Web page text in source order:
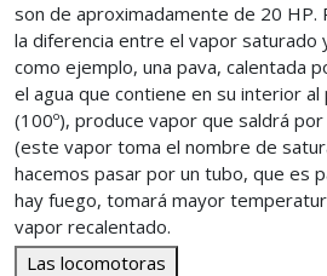
son de aproximadamente de 20
la diferencia entre el vapor saturado
como ejemplo, una pava, calentada
el agua que contiene en su interior al
(100º), produce vapor que saldrá
(este vapor toma el nombre de
hacemos pasar por un tubo, que es
hay fuego, tomará mayor
vapor recalentado.
Las locomotoras